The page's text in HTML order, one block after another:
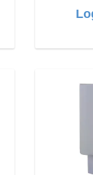
iPhone
auf Auf